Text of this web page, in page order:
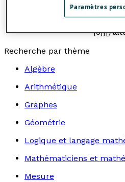
{5}}[/
Recherche par thème
Algèbre
Arithmétique
Graphes
Géométrie
Logique et langage
Mathématiciens et
Mesure
Paramètres